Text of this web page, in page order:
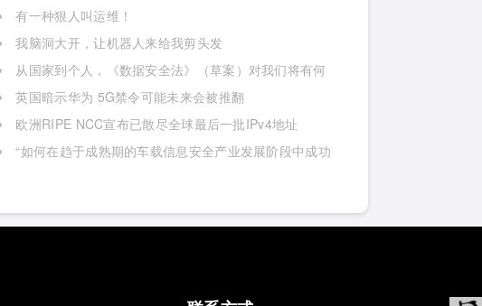
有一种狠人叫运维！
我脑洞大开，让机器人来给我剪头发
从国家到个人，《数据安全法》（草案）对我们将有何
影响英国暗示华为 5G禁令可能未来会被推翻
欧洲RIPE NCC宣布已散尽全球最后一批IPv4地址
“如何在趋于成熟期的车载信息安全产业发展阶段中成功